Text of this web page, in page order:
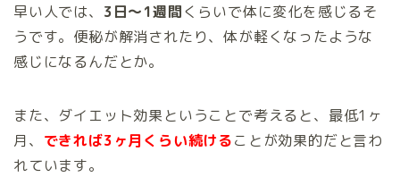
早い人では、 3日～1週間くらいで体に変化を感じるそ
うです。便秘が解消されたり、体が軽くなったような
感じになるんだとか。
また、ダイエット効果ということで考えると、最低1ヶ
月、 できれば3ヶ月くらい続けることが効果的だと言わ
れています。